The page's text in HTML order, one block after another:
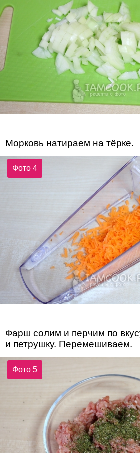
Морковь натираем на тёрке.
Фото 4
Фарш солим и перчим по
и петрушку. Перемешиваем.
Фото 5